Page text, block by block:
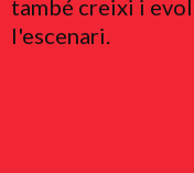
també creixi i
l'escenari.